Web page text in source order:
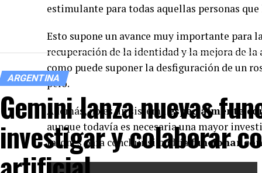
estimulante para todas aquellas personas
Esto supone un avance muy importante para
recuperación de la identidad y la mejora de
como puede suponer la desfiguración de un
pelo.
Además, no es un sistema especialmente
aunque todavía es necesaria una mayor
ratones para concluir si podría funcionar
ARGENTINA
Gemini lanza nuevas
investigar y colaborar